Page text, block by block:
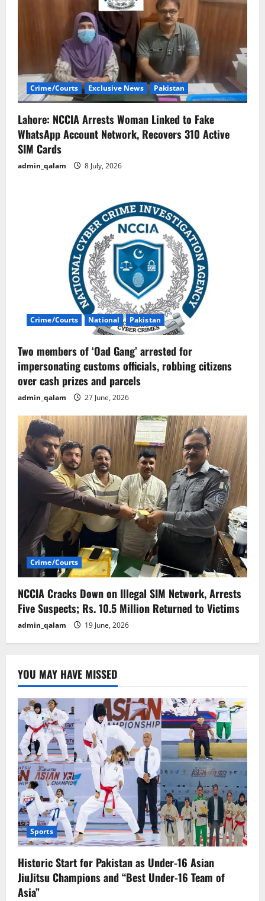
i
o
n
Crime/Courts Exclusive News Pakistan
Lahore: NCCIA Arrests Woman Linked to Fake
WhatsApp Account Network, Recovers 310 Active
SIM Cards
admin_qalam 8 July, 2026
Crime/Courts National Pakistan
Two members of ‘Oad Gang’ arrested for
impersonating customs officials, robbing citizens
over cash prizes and parcels
admin_qalam 27 June, 2026
Crime/Courts
NCCIA Cracks Down on Illegal SIM Network, Arrests
Five Suspects; Rs. 10.5 Million Returned to Victims
admin_qalam 19 June, 2026
YOU MAY HAVE MISSED
Sports
Historic Start for Pakistan as Under-16 Asian
JiuJitsu Champions and “Best Under-16 Team of
Asia”